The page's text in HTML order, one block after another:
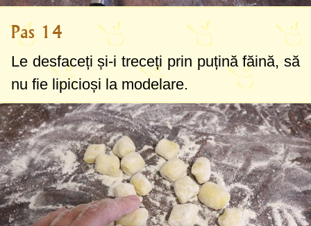
Pas 14
Le desfaceți și-i treceți prin puțină făină, să
nu fie lipicioși la modelare.